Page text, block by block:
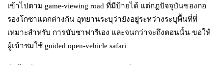
เข้าไปตาม game-viewing road ที่มีป้ายได้ แต่กฎปัจจุบันของกอ
รองโกซาแตกต่างกัน อุทยานระบุว่ายังอยู่ระหว่างระบุพื้นที่ที่
เหมาะสำหรับ การขับซาฟารีเอง และจนกว่าจะถึงตอนนั้น ขอให้
ผู้เข้าชมใช้ guided open-vehicle safari